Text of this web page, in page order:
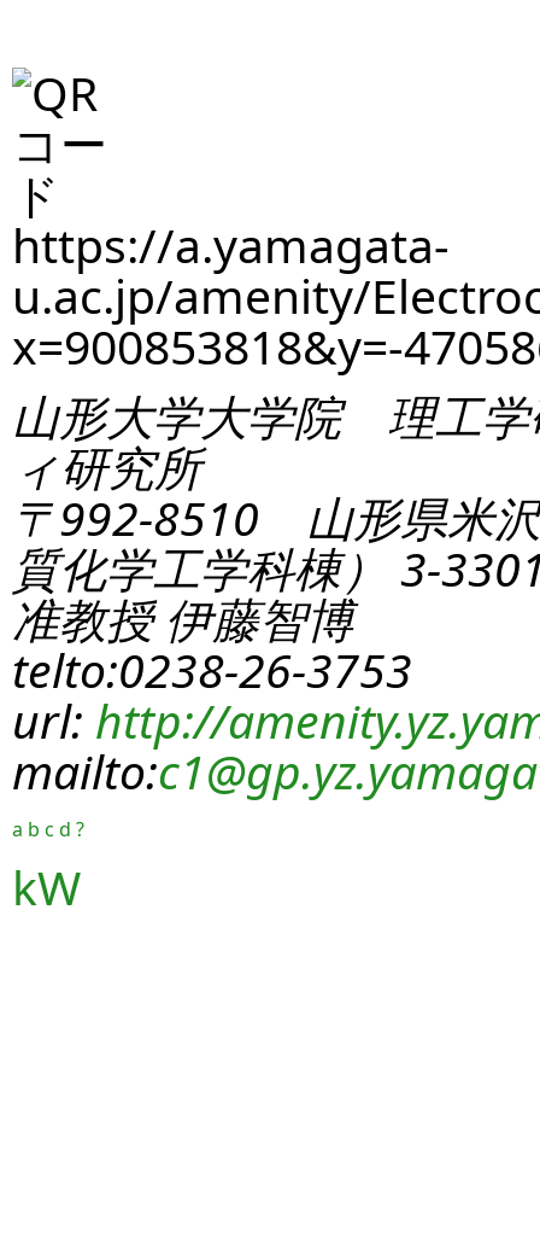
https://a.yamagata-
u.ac.jp/amenity/
x=900853818&y=-
山形大学大学院 理工学
ィ研究所
〒992-8510 山形県米
質化学工学科棟） 3-
准教授 伊藤智博
telto:0238-26-3753
url: http://
mailto:c1
a b c d ?
kW